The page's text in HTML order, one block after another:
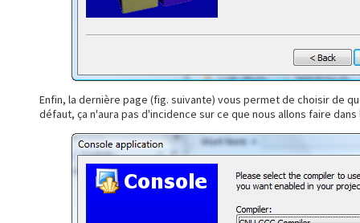
Enfin, la dernière page (fig. suivante) vous permet de choisir de
défaut, ça n'aura pas d'incidence sur ce que nous allons faire